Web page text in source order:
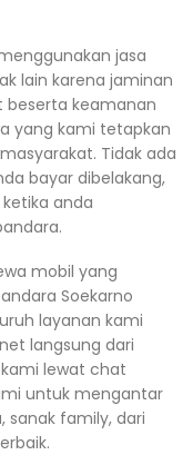
jasa
lain karena jaminan
beserta keamanan
yang kami tetapkan
Tidak ada
bayar dibelakang,
anda
mobil yang
Soekarno
layanan kami
langsung dari
lewat chat
untuk mengantar
sanak family, dari